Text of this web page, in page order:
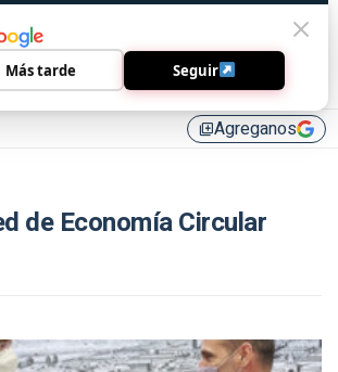
library_addAgreganos
de Economía Circular
Más tarde Seguir